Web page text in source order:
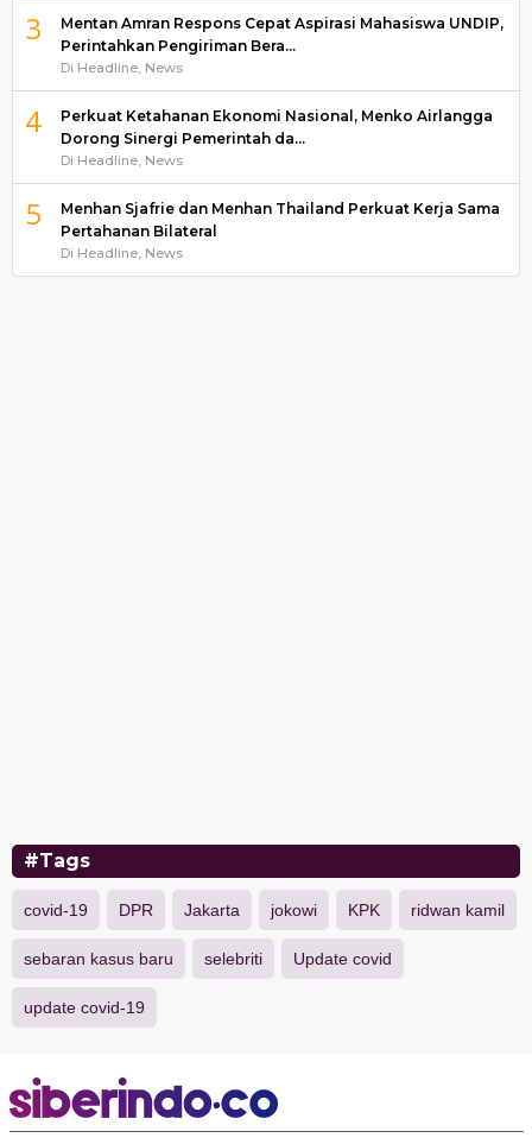
3
Mentan Amran Respons Cepat Aspirasi Mahasiswa UNDIP,
Perintahkan Pengiriman Bera…
Di Headline, News
4
Perkuat Ketahanan Ekonomi Nasional, Menko Airlangga
Dorong Sinergi Pemerintah da…
Di Headline, News
5
Menhan Sjafrie dan Menhan Thailand Perkuat Kerja Sama
Pertahanan Bilateral
Di Headline, News
#Tags
covid-19 DPR Jakarta jokowi KPK ridwan kamil
sebaran kasus baru selebriti Update covid
update covid-19